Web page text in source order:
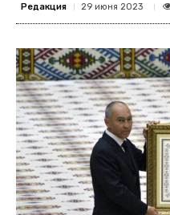
Редакция 29 июня 2023